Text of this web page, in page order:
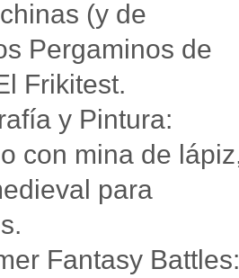
(y de
Pergaminos de
Frikitest.
y Pintura:
con mina de
para
Fantasy